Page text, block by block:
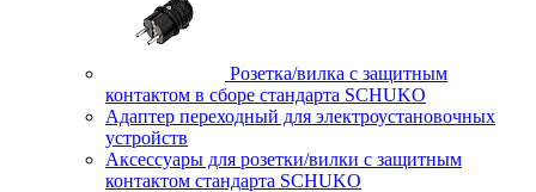
Розетка/вилка с защитным
контактом в сборе стандарта SCHUKO
Адаптер переходный для электроустановочных
устройств
Аксессуары для розетки/вилки с защитным
контактом стандарта SCHUKO